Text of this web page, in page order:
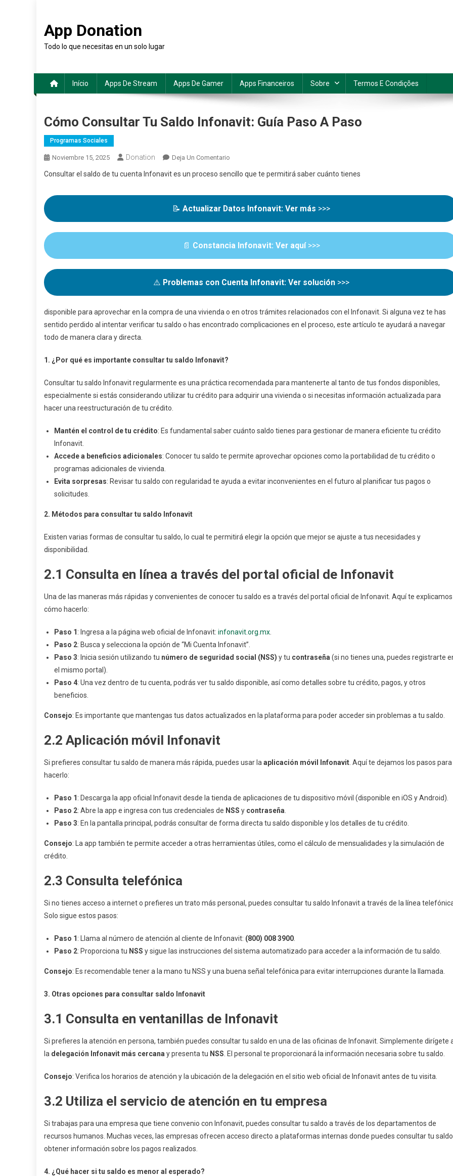
contenido
App Donation
Todo lo que necesitas en un solo lugar
Início Apps De Stream Apps De Gamer Apps Financeiros Sobre Termos E Condições
Cómo Consultar Tu Saldo Infonavit: Guía Paso A Paso
Programas Sociales
Noviembre 15, 2025 Donation Deja Un Comentario
Consultar
A
Consultar el saldo de tu cuenta Infonavit es un proceso sencillo que te permitirá saber cuánto tienes
📝 Actualizar Datos Infonavit: Ver más >>>
📄 Constancia Infonavit: Ver aquí>>>
⚠️ Problemas con Cuenta Infonavit: Ver solución>>>
disponible para aprovechar en la compra de una vivienda o en otros trámites relacionados con el Infonavit. Si alguna vez te has
sentido perdido al intentar verificar tu saldo o has encontrado complicaciones en el proceso, este artículo te ayudará a navegar
todo de manera clara y directa.
1. ¿Por qué es importante consultar tu saldo Infonavit?
Consultar tu saldo Infonavit regularmente es una práctica recomendada para mantenerte al tanto de tus fondos disponibles,
especialmente si estás considerando utilizar tu crédito para adquirir una vivienda o si necesitas información actualizada para
hacer una reestructuración de tu crédito.
Mantén el control de tu crédito: Es fundamental saber cuánto saldo tienes para gestionar de manera eficiente tu crédito
Infonavit.
Accede a beneficios adicionales: Conocer tu saldo te permite aprovechar opciones como la portabilidad de tu crédito o
programas adicionales de vivienda.
Evita sorpresas: Revisar tu saldo con regularidad te ayuda a evitar inconvenientes en el futuro al planificar tus pagos o
solicitudes.
2. Métodos para consultar tu saldo Infonavit
Existen varias formas de consultar tu saldo, lo cual te permitirá elegir la opción que mejor se ajuste a tus necesidades y
disponibilidad.
2.1 Consulta en línea a través del portal oficial de Infonavit
Una de las maneras más rápidas y convenientes de conocer tu saldo es a través del portal oficial de Infonavit. Aquí te explicamos
cómo hacerlo:
Paso 1 : Ingresa a la página web oficial de Infonavit: infonavit.org.mx
Paso 2: Busca y selecciona la opción de “Mi Cuenta Infonavit”.
Paso 3: Inicia sesión utilizando tu número de seguridad social (NSS) y tu contraseña (si no tienes una, puedes registrarte
el mismo portal).
Paso 4: Una vez dentro de tu cuenta, podrás ver tu saldo disponible, así como detalles sobre tu crédito, pagos, y otros
beneficios.
Consejo: Es importante que mantengas tus datos actualizados en la plataforma para poder acceder sin problemas a tu saldo.
2.2 Aplicación móvil Infonavit
Si prefieres consultar tu saldo de manera más rápida, puedes usar la aplicación móvil Infonavit . Aquí te dejamos los pasos para
hacerlo:
Paso 1 : Descarga la app oficial Infonavit desde la tienda de aplicaciones de tu dispositivo móvil (disponible en iOS y Android).
Paso 2: Abre la app e ingresa con tus credenciales de NSS y contraseña
Paso 3: En la pantalla principal, podrás consultar de forma directa tu saldo disponible y los detalles de tu crédito.
Consejo: La app también te permite acceder a otras herramientas útiles, como el cálculo de mensualidades y la simulación de
crédito.
2.3 Consulta telefónica
Si no tienes acceso a internet o prefieres un trato más personal, puedes consultar tu saldo Infonavit a través de la línea
Solo sigue estos pasos:
Paso 1 : Llama al número de atención al cliente de Infonavit: (800) 008 3900
Paso 2: Proporciona tu NSS y sigue las instrucciones del sistema automatizado para acceder a la información de tu saldo.
Consejo: Es recomendable tener a la mano tu NSS y una buena señal telefónica para evitar interrupciones durante la llamada.
3. Otras opciones para consultar saldo Infonavit
3.1 Consulta en ventanillas de Infonavit
Si prefieres la atención en persona, también puedes consultar tu saldo en una de las oficinas de Infonavit. Simplemente dirígete
la delegación Infonavit más cercana y presenta tu NSS . El personal te proporcionará la información necesaria sobre tu saldo.
Consejo: Verifica los horarios de atención y la ubicación de la delegación en el sitio web oficial de Infonavit antes de tu visita.
3.2 Utiliza el servicio de atención en tu empresa
Si trabajas para una empresa que tiene convenio con Infonavit, puedes consultar tu saldo a través de los departamentos de
recursos humanos. Muchas veces, las empresas ofrecen acceso directo a plataformas internas donde puedes consultar tu
obtener información sobre los pagos realizados.
4. ¿Qué hacer si tu saldo es menor al esperado?